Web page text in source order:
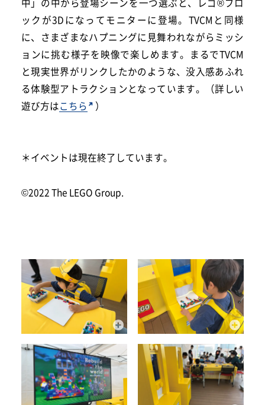
ックが3Dになってモニターに登場。TVCMと同様
に、さまざまなハプニングに見舞われながらミッシ
ョンに挑む様子を映像で楽しめます。まるでTVCM
と現実世界がリンクしたかのような、没入感あふれ
る体験型アトラクションとなっています。（詳しい
遊び方はこちら ）
＊イベントは現在終了しています。
©2022 The LEGO Group.